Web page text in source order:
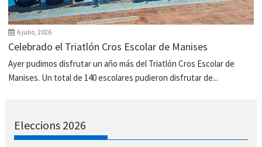
6 julio, 2026
Celebrado el Triatlón Cros Escolar de Manises
Ayer pudimos disfrutar un año más del Triatlón Cros Escolar de
Manises. Un total de 140 escolares pudieron disfrutar de...
Eleccions 2026